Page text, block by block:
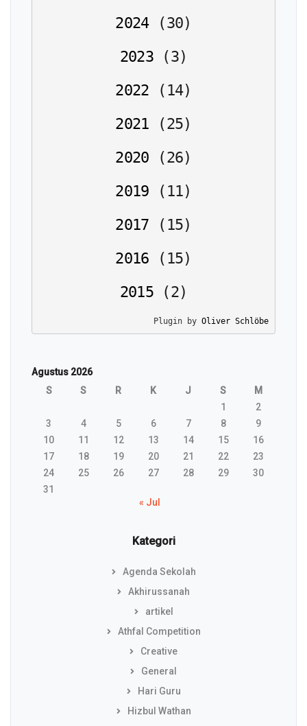
2024
(30)
2023
(3)
2022
( 14)
2021
(25)
2020
(26)
2019
( 11)
2017
( 15)
2016
( 15)
2015
(2)
Plugin by Oliver Schlöbe
Agustus 2026
S
S R K J S
M
1
2
3
4 5 6 7 8
9
10
11 12 13 14 15
16
17
18 19 20 21 22
23
24
25 26 27 28 29
30
31
« Jul
Kategori
Agenda Sekolah
Akhirussanah
artikel
Athfal Competition
Creative
General
Hari Guru
Hizbul Wathan